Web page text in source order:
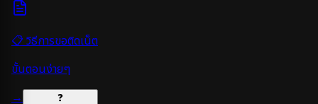
📋 วิธีการขอติดเน็ต
ขั้นตอนง่ายๆ
→
❓